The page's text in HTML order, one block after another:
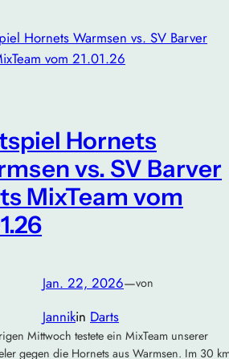
Hornets
vs. SV Barver
MixTeam vom
Jan. 22, 2026—von
Jannikin Darts
Mittwoch testete ein MixTeam unserer
gegen die Hornets aus Warmsen. Im 30